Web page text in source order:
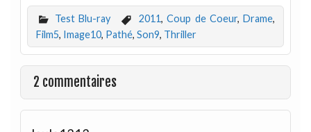
Test Blu-ray 2011,Coup de Coeur,Drame,
Film5, Image10, Pathé, Son9, Thriller
2 commentaires